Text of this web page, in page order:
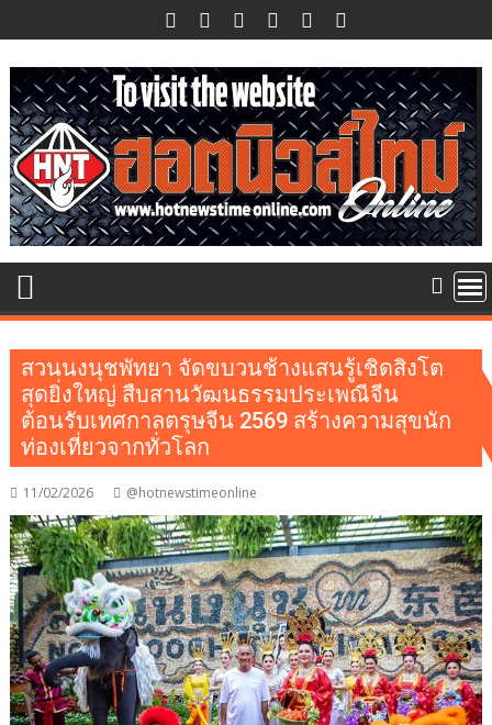
to
content
สวนนงนุชพัทยา จัดขบวนช้างแสนรู้เชิดสิงโต
สุดยิ่งใหญ่ สืบสานวัฒนธรรมประเพณีจีน
ต้อนรับเทศกาลตรุษจีน 2569 สร้างความสุขนัก
ท่องเที่ยวจากทั่วโลก
11/02/2026 @hotnewstimeonline